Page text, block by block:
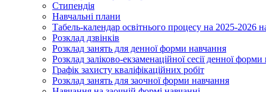
Стипендія
Навчальні плани
Табель-календар освітнього процесу на 2025-2026
Розклад дзвінків
Розклад занять для денної форми навчання
Розклад заліково-екзаменаційної сесії денної
Графік захисту кваліфікаційних робіт
Розклад занять для заочної форми навчання